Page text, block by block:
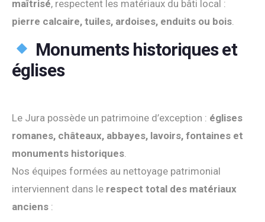
maîtrisé, respectent les matériaux du bâti local :
pierre calcaire, tuiles, ardoises, enduits ou bois.
Monuments historiques et
églises
Le Jura possède un patrimoine d’exception : églises
romanes, châteaux, abbayes, lavoirs, fontaines et
monuments historiques.
Nos équipes formées au nettoyage patrimonial
interviennent dans le respect total des matériaux
anciens :